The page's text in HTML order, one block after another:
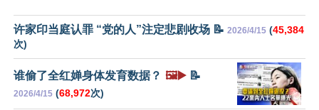
许家印当庭认罪 “党的人”注定悲剧收场 📝 2026/4/15 (45,384
次)
谁偷了全红婵身体发育数据？ 🖼️▶️ 📝
2026/4/15 (68,972次)